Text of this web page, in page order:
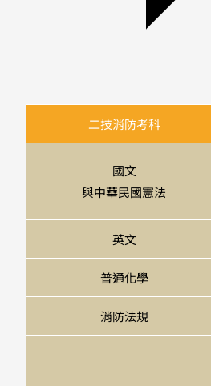
二技消防考科
國文
與中華民國憲法
英文
普通化學
消防法規